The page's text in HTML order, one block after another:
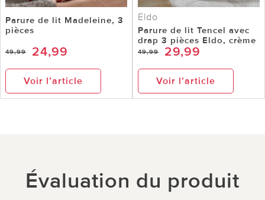
Parure de lit Madeleine, 3
pièces
49,99 24,99
Voir l’article
Eldo
Parure de lit Tencel avec
drap 3 pièces Eldo, crème
49,99 29,99
Voir l’article
Évaluation du produit